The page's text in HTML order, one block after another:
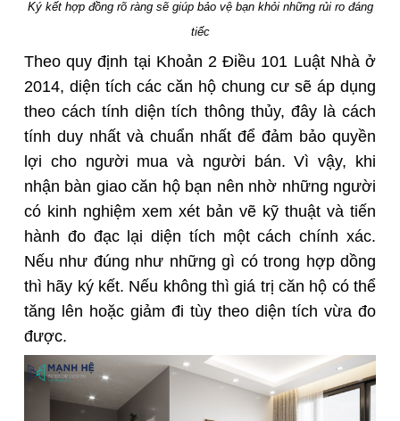
Ký kết hợp đồng rõ ràng sẽ giúp bảo vệ bạn khỏi những rủi ro đáng
tiếc
Theo quy định tại Khoản 2 Điều 101 Luật Nhà ở
2014, diện tích các căn hộ chung cư sẽ áp dụng
theo cách tính diện tích thông thủy, đây là cách
tính duy nhất và chuẩn nhất để đảm bảo quyền
lợi cho người mua và người bán. Vì vậy, khi
nhận bàn giao căn hộ bạn nên nhờ những người
có kinh nghiệm xem xét bản vẽ kỹ thuật và tiến
hành đo đạc lại diện tích một cách chính xác.
Nếu như đúng như những gì có trong hợp dồng
thì hãy ký kết. Nếu không thì giá trị căn hộ có thể
tăng lên hoặc giảm đi tùy theo diện tích vừa đo
được.